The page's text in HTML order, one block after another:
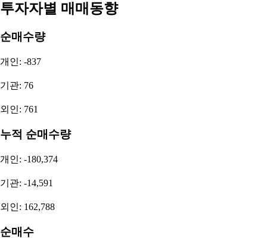
투자자별 매매동향
순매수량
개인: -837
기관: 76
외인: 761
누적 순매수량
개인: -180,374
기관: -14,591
외인: 162,788
순매수